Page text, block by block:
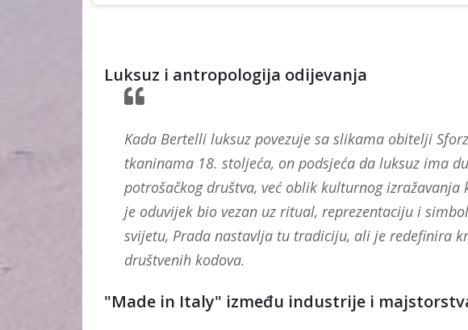
Luksuz i antropologija odijevanja
Kada Bertelli luksuz povezuje sa slikama obitelji
tkaninama 18. stoljeća, on podsjeća da luksuz ima
potrošačkog društva, već oblik kulturnog
je oduvijek bio vezan uz ritual, reprezentaciju i
svijetu, Prada nastavlja tu tradiciju, ali je redefinira
društvenih kodova.
"Made in Italy" između industrije i